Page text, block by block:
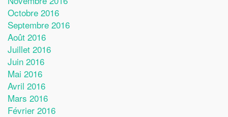
Octobre 2016
Septembre 2016
Août 2016
Juillet 2016
Juin 2016
Mai 2016
Avril 2016
Mars 2016
Février 2016